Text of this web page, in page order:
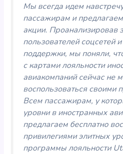
Мы всегда идем
пассажирам и
акции. Проанализировав
пользователей соцсетей
поддержки, мы поняли,
с картами лояльности
авиакомпаний сейчас не
воспользоваться своими
Всем пассажирам, у
уровни в иностранных
предлагаем бесплатно
привилегиями элитных
программы лояльности